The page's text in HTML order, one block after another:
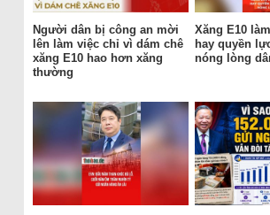
Người dân bị công an mời
lên làm việc chỉ vì dám chê
xăng E10 hao hơn xăng
thường
Xăng E10
hay quyền
nóng lòng